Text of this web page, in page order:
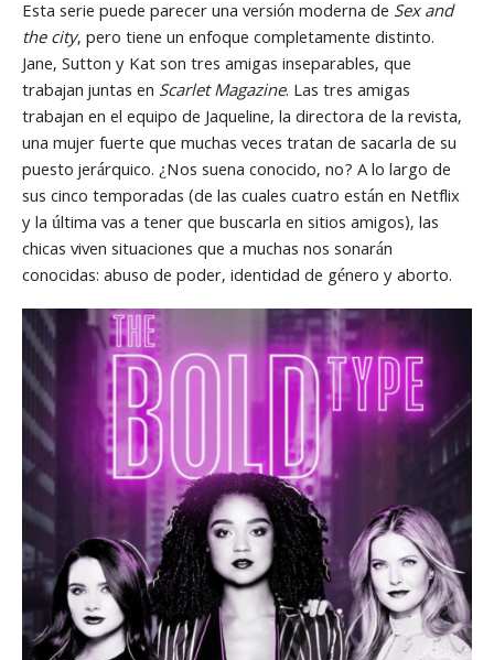
Esta serie puede parecer una versión moderna de Sex and
the city, pero tiene un enfoque completamente distinto.
Jane, Sutton y Kat son tres amigas inseparables, que
trabajan juntas en Scarlet Magazine. Las tres amigas
trabajan en el equipo de Jaqueline, la directora de la revista,
una mujer fuerte que muchas veces tratan de sacarla de su
puesto jerárquico. ¿Nos suena conocido, no? A lo largo de
sus cinco temporadas (de las cuales cuatro están en Netflix
y la última vas a tener que buscarla en sitios amigos), las
chicas viven situaciones que a muchas nos sonarán
conocidas: abuso de poder, identidad de género y aborto.